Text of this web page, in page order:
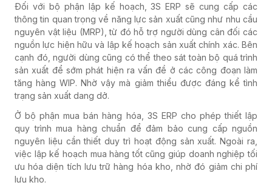
Đối với bộ phận lập kế hoạch, 3S ERP sẽ cung cấp các
thông tin quan trọng về năng lực sản xuất cũng như nhu cầu
nguyên vật liệu (MRP), từ đó hỗ trợ người dùng cân đối các
nguồn lực hiện hữu và lập kế hoạch sản xuất chính xác. Bên
cạnh đó, người dùng cũng có thể theo sát toàn bộ quá trình
sản xuất để sớm phát hiện ra vấn đề ở các công đoạn làm
tăng hàng WIP.Nhờ vậy mà giảm thiểu được đáng kể tình
trạng sản xuất dang dở.
Ở bộ phận mua bán hàng hóa, 3S ERP cho phép thiết lập
quy trình mua hàng chuẩn để đảm bảo cung cấp nguồn
nguyên liệu cần thiết duy trì hoạt động sản xuất. Ngoài ra,
việc lập kế hoạch mua hàng tốt cũng giúp doanh nghiệp tối
ưu hóa diện tích lưu trữ hàng hóa kho, nhờ đó giảm chi phí
lưu kho.